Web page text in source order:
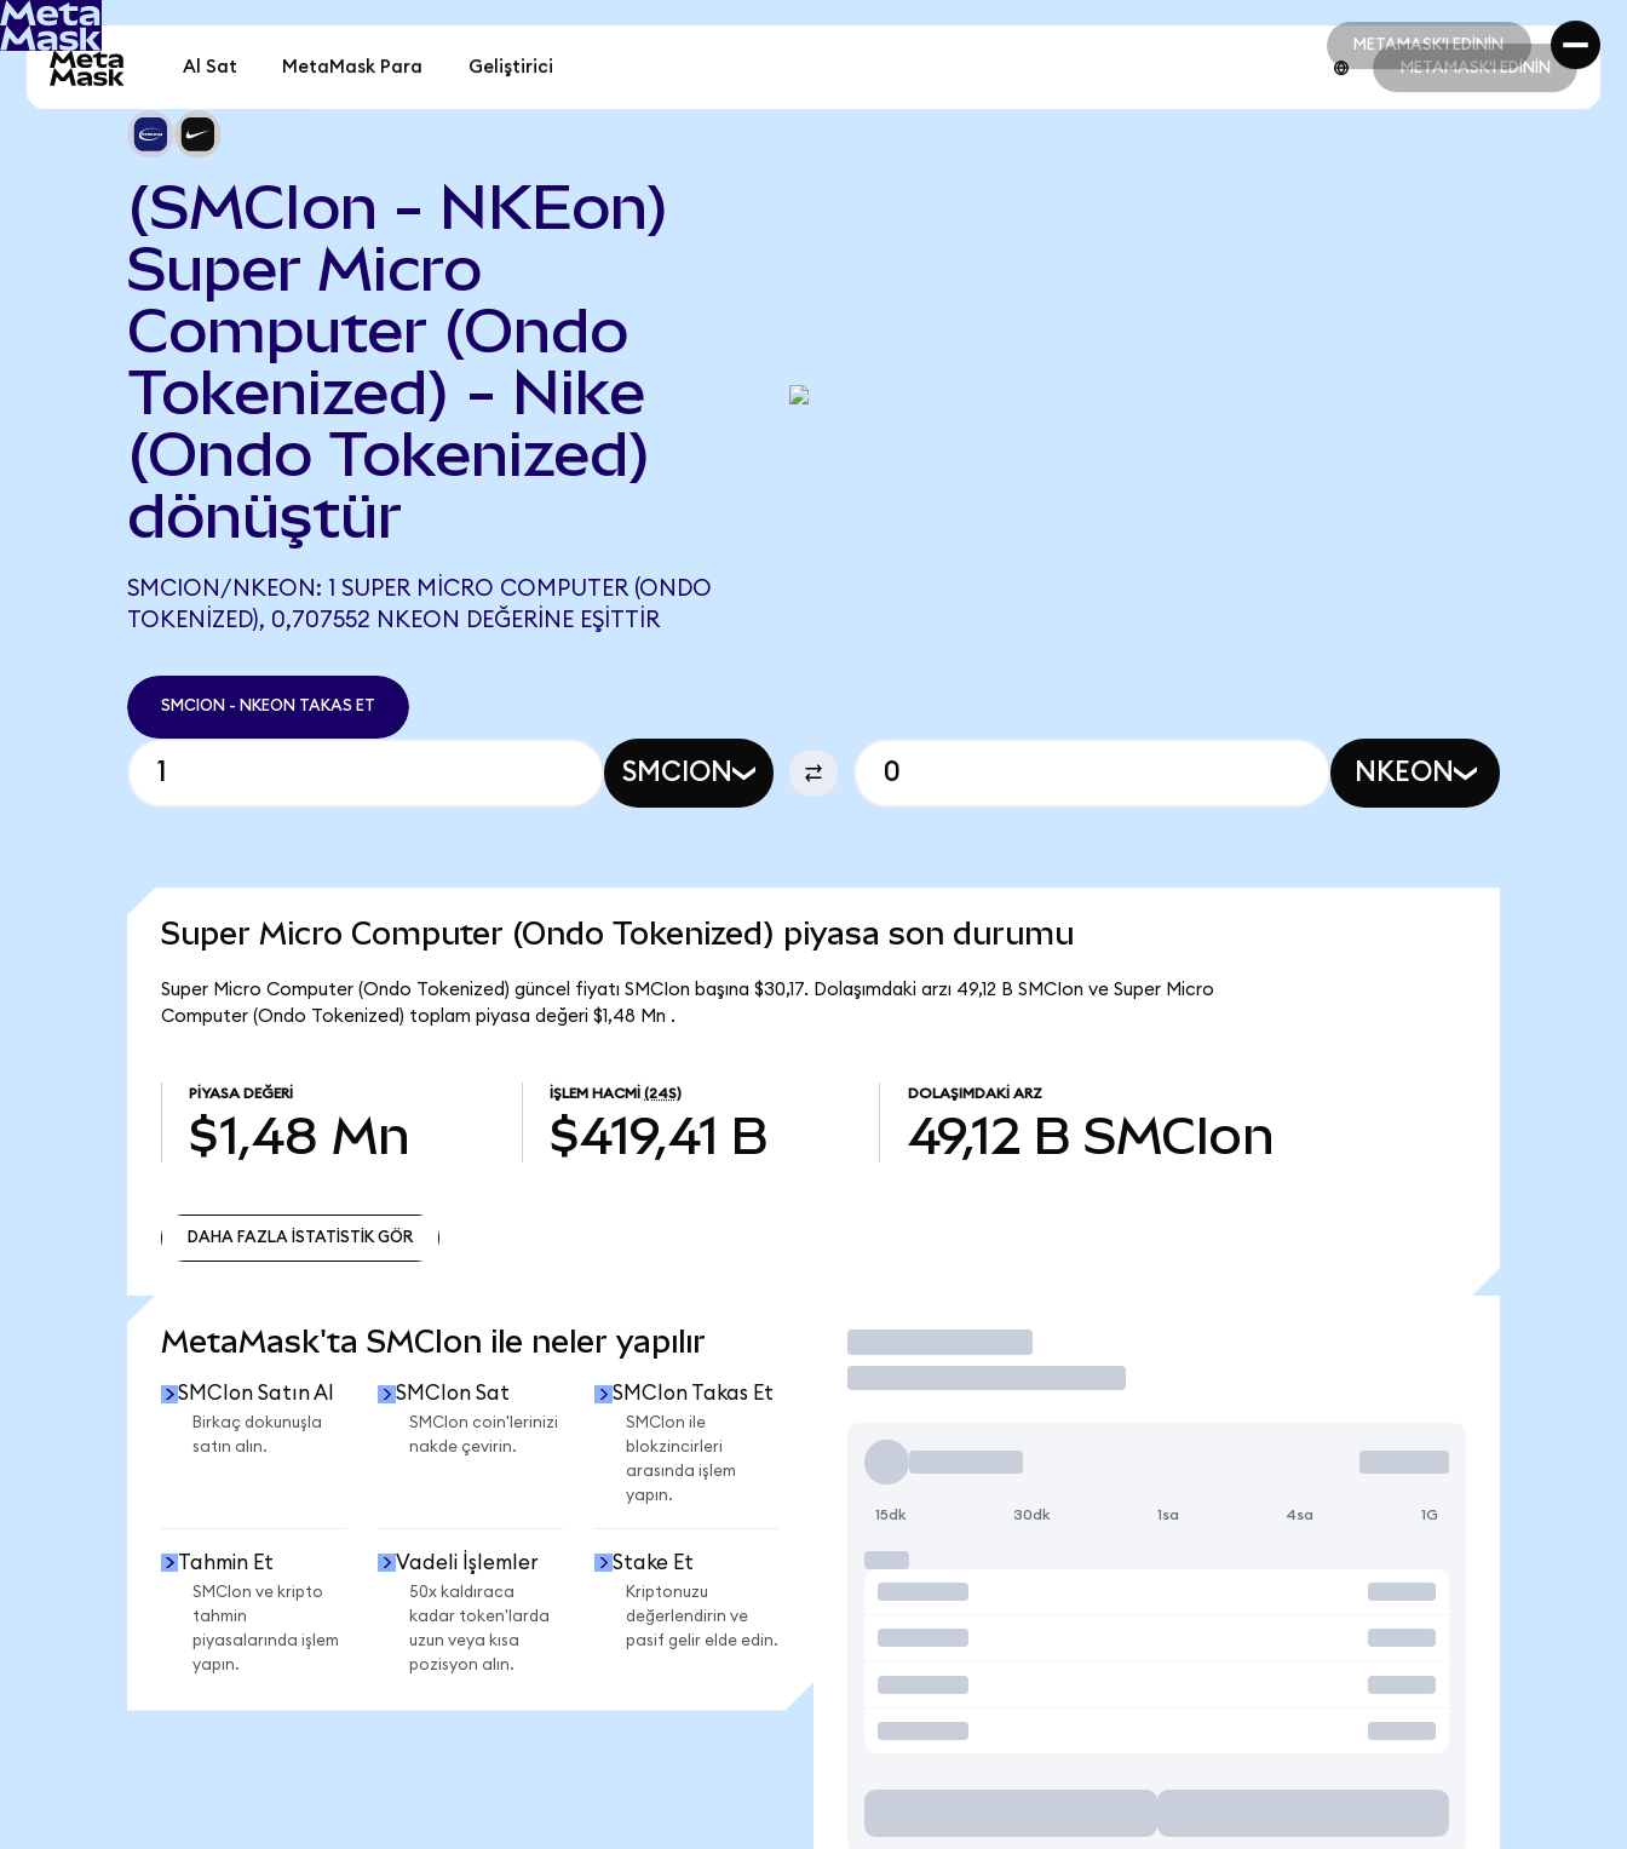
METAMASK'I EDİNİN
METAMASK'I EDİNİN
Al Sat MetaMask Para Geliştirici METAMASK'I EDİNİN
(SMCIon - NKEon)
Super Micro
Computer (Ondo
Tokenized) - Nike
(Ondo Tokenized)
dönüştür
SMCION/NKEON: 1 SUPER MICRO COMPUTER (ONDO
TOKENIZED), 0,707552 NKEON DEĞERINE EŞITTIR
SMCION - NKEON TAKAS ET
SMCION NKEON
Super Micro Computer (Ondo Tokenized) piyasa son durumu
Super Micro Computer (Ondo Tokenized) güncel fiyatı SMCIon başına $30,17. Dolaşımdaki arzı 49,12 B SMCIon ve Super Micro
Computer (Ondo Tokenized) toplam piyasa değeri $1,48 Mn .
PIYASA DEĞERI
$1,48 Mn
İŞLEM HACMI (24S)
$419,41 B
DOLAŞIMDAKI ARZ
49,12 B SMCIon
DAHA FAZLA İSTATİSTİK GÖR
MetaMask'ta SMCIon ile neler yapılır
SMCIon Satın Al
Birkaç dokunuşla
satın alın.
SMCIon Sat
SMCIon coin'lerinizi
nakde çevirin.
SMCIon Takas Et
SMCIon ile
blokzincirleri
arasında işlem
yapın.
Tahmin Et
SMCIon ve kripto
tahmin
piyasalarında işlem
yapın.
Vadeli İşlemler
50x kaldıraca
kadar token'larda
uzun veya kısa
pozisyon alın.
Stake Et
Kriptonuzu
değerlendirin ve
pasif gelir elde edin.
İşlem Yap
15dk 30dk 1sa 4sa 1G